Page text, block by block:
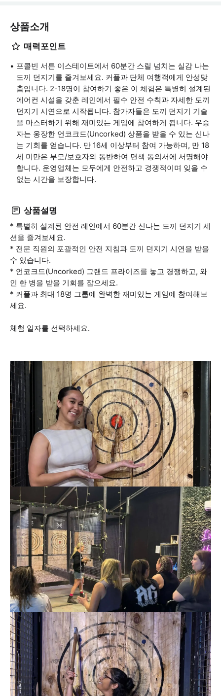
상품소개
매력포인트
포콜빈 서튼 이스테이트에서 60분간 스릴 넘치는 실감 나는
도끼 던지기를 즐겨보세요. 커플과 단체 여행객에게 안성맞
춤입니다. 2-18명이 참여하기 좋은 이 체험은 특별히 설계된
에어컨 시설을 갖춘 레인에서 필수 안전 수칙과 자세한 도끼
던지기 시연으로 시작됩니다. 참가자들은 도끼 던지기 기술
을 마스터하기 위해 재미있는 게임에 참여하게 됩니다. 우승
자는 웅장한 언코크드(Uncorked) 상품을 받을 수 있는 신나
는 기회를 얻습니다. 만 16세 이상부터 참여 가능하며, 만 18
세 미만은 부모/보호자와 동반하여 면책 동의서에 서명해야
합니다. 운영업체는 모두에게 안전하고 경쟁적이며 잊을 수
없는 시간을 보장합니다.
상품설명
* 특별히 설계된 안전 레인에서 60분간 신나는 도끼 던지기 세
션을 즐겨보세요.
* 전문 직원의 포괄적인 안전 지침과 도끼 던지기 시연을 받을
수 있습니다.
* 언코크드(Uncorked) 그랜드 프라이즈를 놓고 경쟁하고, 와
인 한 병을 받을 기회를 잡으세요.
* 커플과 최대 18명 그룹에 완벽한 재미있는 게임에 참여해보
세요.
체험 일자를 선택하세요.